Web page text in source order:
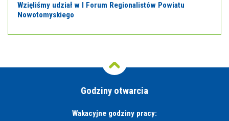
Wzięliśmy udział w I Forum Regionalistów Powiatu
Nowotomyskiego
Godziny otwarcia
Wakacyjne godziny pracy: